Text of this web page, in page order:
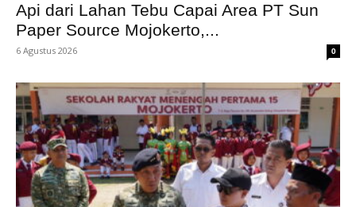
Api dari Lahan Tebu Capai Area PT Sun
Paper Source Mojokerto,...
6 Agustus 2026 0